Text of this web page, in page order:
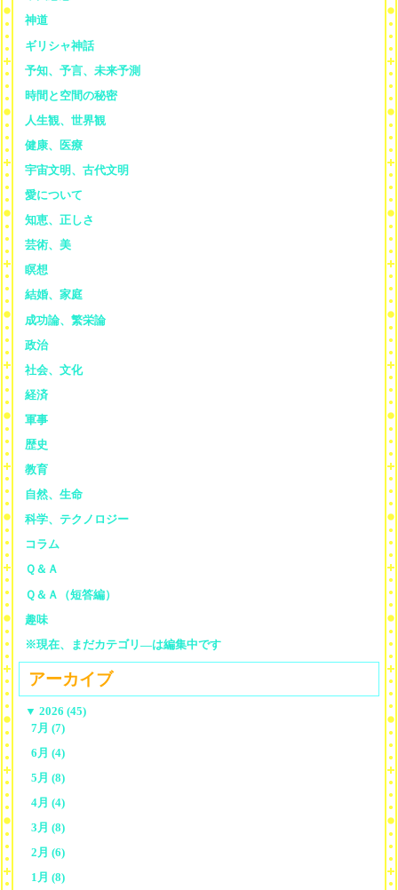
神道
ギリシャ神話
予知、予言、未来予測
時間と空間の秘密
人生観、世界観
健康、医療
宇宙文明、古代文明
愛について
知恵、正しさ
芸術、美
瞑想
結婚、家庭
成功論、繁栄論
政治
社会、文化
経済
軍事
歴史
教育
自然、生命
科学、テクノロジー
コラム
Ｑ＆Ａ
Ｑ＆Ａ（短答編）
趣味
※現在、まだカテゴリ—は編集中です
アーカイブ
▼ 2026 (45)
7月 (7)
6月 (4)
5月 (8)
4月 (4)
3月 (8)
2月 (6)
1月 (8)